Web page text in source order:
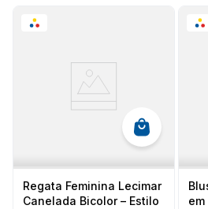
Regata Feminina Lecimar
Canelada Bicolor – Estilo